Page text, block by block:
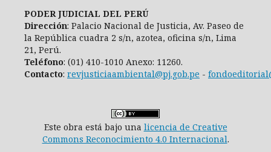
PODER JUDICIAL DEL PERÚ
Dirección: Palacio Nacional de Justicia, Av. Paseo de
la República cuadra 2 s/n, azotea, oficina s/n, Lima
21, Perú.
Teléfono: (01) 410-1010 Anexo: 11260.
Contacto: revjusticiaambiental@pj.gob.pe -
Este obra está bajo una licencia de Creative
Commons Reconocimiento 4.0 Internacional.